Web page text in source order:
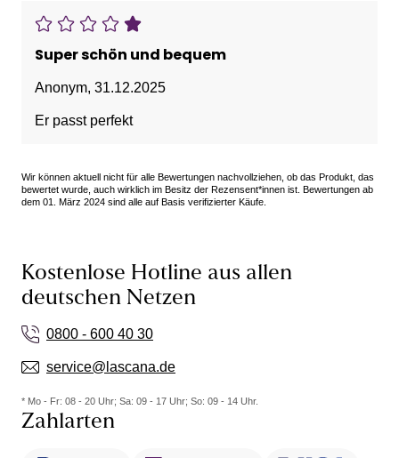
Super schön und bequem
Anonym, 31.12.2025
Er passt perfekt
Wir können aktuell nicht für alle Bewertungen nachvollziehen, ob das Produkt, das
bewertet wurde, auch wirklich im Besitz der Rezensent*innen ist. Bewertungen ab
dem 01. März 2024 sind alle auf Basis verifizierter Käufe.
Kostenlose Hotline aus allen
deutschen Netzen
0800 - 600 40 30
service@lascana.de
* Mo - Fr: 08 - 20 Uhr; Sa: 09 - 17 Uhr; So: 09 - 14 Uhr.
Zahlarten